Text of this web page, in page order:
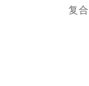
复